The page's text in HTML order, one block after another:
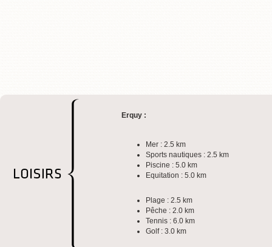
Erquy :
Mer : 2.5 km
Sports nautiques : 2.5 km
Piscine : 5.0 km
Equitation : 5.0 km
Plage : 2.5 km
Pêche : 2.0 km
Tennis : 6.0 km
Golf : 3.0 km